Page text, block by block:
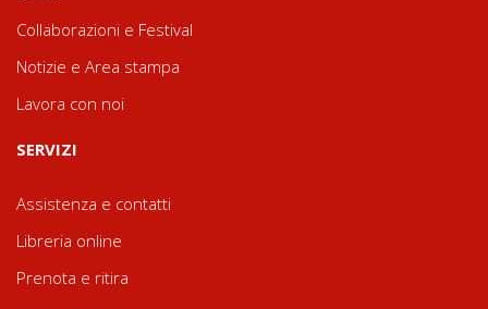
Collaborazioni e Festival
Notizie e Area stampa
Lavora con noi
SERVIZI
Assistenza e contatti
Libreria online
Prenota e ritira